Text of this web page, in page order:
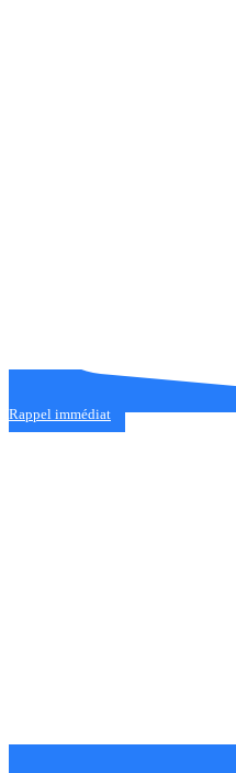
Rappel immédiat